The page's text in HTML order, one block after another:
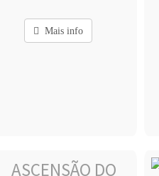
Mais info